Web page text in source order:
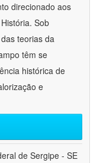
direcionado aos
Sob
teorias da
têm se
histórica de
e
de Sergipe - SE